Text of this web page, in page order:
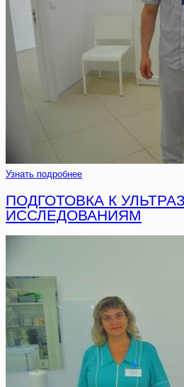
Узнать подробнее
ПОДГОТОВКА К
ИССЛЕДОВАНИЯМ